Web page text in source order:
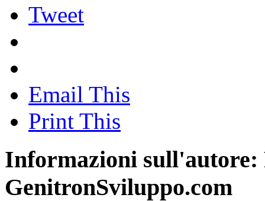
Tweet
Email This
Print This
Informazioni sull'autore:
GenitronSviluppo.com